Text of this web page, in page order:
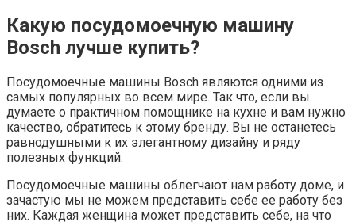
Какую посудомоечную машину
Bosch лучше купить?
Посудомоечные машины Bosch являются одними из
самых популярных во всем мире. Так что, если вы
думаете о практичном помощнике на кухне и вам нужно
качество, обратитесь к этому бренду. Вы не останетесь
равнодушными к их элегантному дизайну и ряду
полезных функций.
Посудомоечные машины облегчают нам работу доме, и
зачастую мы не можем представить себе ее работу без
них. Каждая женщина может представить себе, на что